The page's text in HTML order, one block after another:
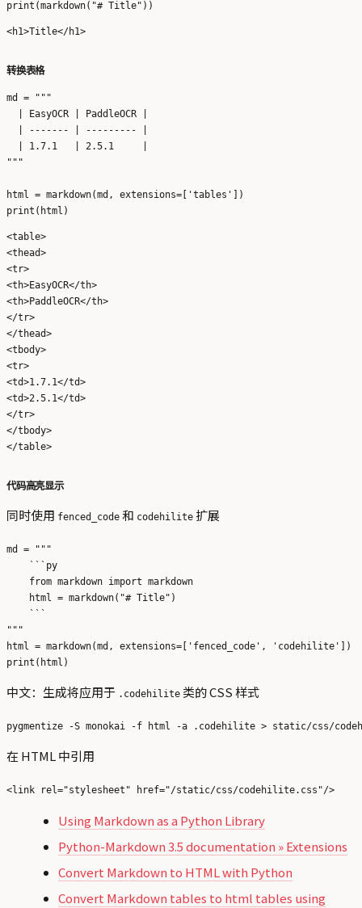
转换表格
md = """
  | EasyOCR | PaddleOCR |
  | ------- | --------- |
  | 1.7.1   | 2.5.1     |
"""
html = markdown(md, extensions=['tables'])
<table>
<thead>
<tr>
<th>EasyOCR</th>
<th>PaddleOCR</th>
</tr>
</thead>
<tbody>
<tr>
<td>1.7.1</td>
<td>2.5.1</td>
</tr>
</tbody>
代码高亮显示
同时使用 fenced_code 和 codehilite 扩展
md = """
    ```py
    from markdown import markdown
    html = markdown("# Title")
    ```
"""
html = markdown(md, extensions=['fenced_code', 'codehilite'])
中文：生成将应用于 .codehilite 类的 CSS 样式
在 HTML 中引用
Using Markdown as a Python Library
Python-Markdown 3.5 documentation » Extensions
Convert Markdown to HTML with Python
Convert Markdown tables to html tables using